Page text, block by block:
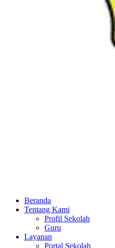
Beranda
Tentang Kami
Profil Sekolah
Guru
Layanan
Portal Sekolah